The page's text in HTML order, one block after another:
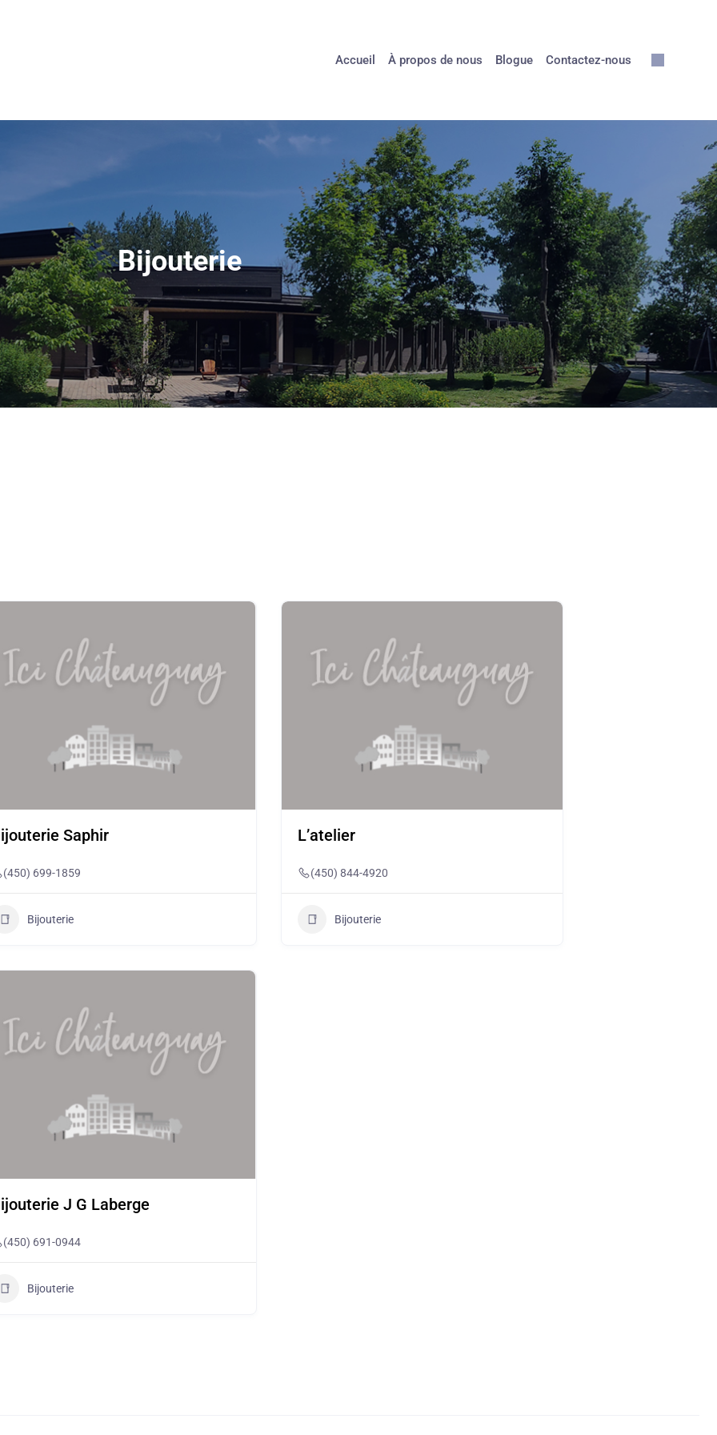
Accueil À propos de nous Blogue Contactez-nous
Bijouterie
Saphir
(450) 699-1859
Bijouterie
L’atelier
(450) 844-4920
Bijouterie
J G Laberge
(450) 691-0944
Bijouterie